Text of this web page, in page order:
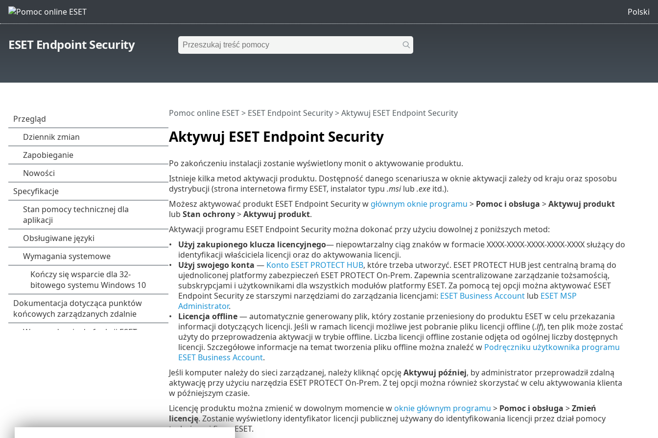
Polski
ESET Endpoint Security
Aktywuj ESET Endpoint Security
Pomoc online ESET> ESET Endpoint Security>Aktywuj ESET Endpoint Security
Po zakończeniu instalacji zostanie wyświetlony monit o aktywowanie produktu.
Istnieje kilka metod aktywacji produktu. Dostępność danego scenariusza w oknie aktywacji zależy od kraju oraz sposobu
dystrybucji (strona internetowa firmy ESET, instalator typu .msilub .exeitd.).
Możesz aktywować produkt ESET Endpoint Security w głównym oknie programu > Pomoc i obsługa >Aktywuj produkt
lub Stan ochrony>Aktywuj produkt.
Aktywacji programu ESET Endpoint Security można dokonać przy użyciu dowolnej z poniższych metod:
Użyj zakupionego klucza licencyjnego— niepowtarzalny ciąg znaków w formacie XXXX-XXXX-XXXX-XXXX-XXXX służący do
identyfikacji właściciela licencji oraz do aktywowania licencji.
Użyj swojego konta — Konto ESET PROTECT HUB, które trzeba utworzyć. ESET PROTECT HUB jest centralną bramą do
ujednoliconej platformy zabezpieczeń ESET PROTECT On-Prem. Zapewnia scentralizowane zarządzanie tożsamością,
subskrypcjami i użytkownikami dla wszystkich modułów platformy ESET. Za pomocą tej opcji można aktywować ESET
Endpoint Security ze starszymi narzędziami do zarządzania licencjami: ESET Business Accountlub ESET MSP
Administrator.
Licencja offline— automatycznie generowany plik, który zostanie przeniesiony do produktu ESET w celu przekazania
informacji dotyczących licencji. Jeśli w ramach licencji możliwe jest pobranie pliku licencji offline (.lf), ten plik może zostać
użyty do przeprowadzenia aktywacji w trybie offline. Liczba licencji offline zostanie odjęta od ogólnej liczby dostępnych
licencji. Szczegółowe informacje na temat tworzenia pliku offline można znaleźć w Podręczniku użytkownika programu
ESET Business Account.
Jeśli komputer należy do sieci zarządzanej, należy kliknąć opcjęAktywuj później, by administrator przeprowadził zdalną
aktywację przy użyciu narzędzia ESET PROTECT On-Prem. Z tej opcji można również skorzystać w celu aktywowania klienta
w późniejszym czasie.
Licencję produktu można zmienić w dowolnym momencie woknie głównym programu > Pomoc i obsługa >Zmień
licencję. Zostanie wyświetlony identyfikator licencji publicznej używany do identyfikowania licencji przez dział pomocy
technicznej firmy ESET.